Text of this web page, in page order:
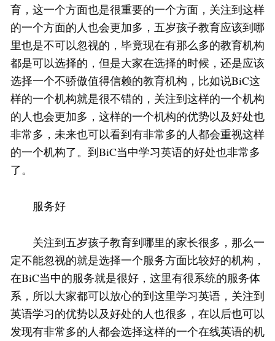
育，这一个方面也是很重要的一个方面，关注到这样
的一个方面的人也会更加多，五岁孩子教育应该到哪
里也是不可以忽视的，毕竟现在有那么多的教育机构
都是可以选择的，但是大家在选择的时候，还是应该
选择一个不骄傲值得信赖的教育机构，比如说BiC这
样的一个机构就是很不错的，关注到这样的一个机构
的人也会更加多，这样的一个机构的优势以及好处也
非常多，未来也可以看到有非常多的人都会重视这样
的一个机构了。到BiC当中学习英语的好处也非常多
了。
服务好
关注到五岁孩子教育到哪里的家长很多，那么一
定不能忽视的就是选择一个服务方面比较好的机构，
在BiC当中的服务就是很好，这里有很系统的服务体
系，所以大家都可以放心的到这里学习英语，关注到
英语学习的优势以及好处的人也很多，在以后也可以
发现有非常多的人都会选择这样的一个在线英语的机